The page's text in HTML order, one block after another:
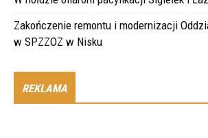
Zakończenie remontu i modernizacji
w SPZZOZ w Nisku
REKLAMA